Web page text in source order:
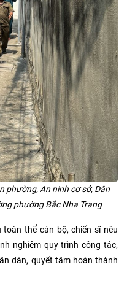
phường, An ninh cơ sở, Dân
phường Bắc Nha Trang
thể cán bộ, chiến sĩ nêu
nghiêm quy trình công tác,
dân, quyết tâm hoàn thành